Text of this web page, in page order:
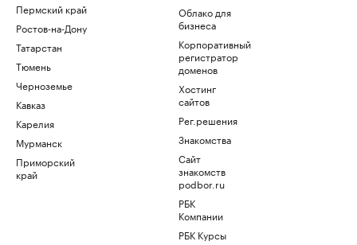
Пермский край
Ростов-на-Дону
Татарстан
Тюмень
Черноземье
Кавказ
Карелия
Мурманск
Приморский
край
Облако для
бизнеса
Корпоративный
регистратор
доменов
Хостинг
сайтов
Рег.решения
Знакомства
Сайт
знакомств
podbor.ru
РБК
Компании
РБК Курсы